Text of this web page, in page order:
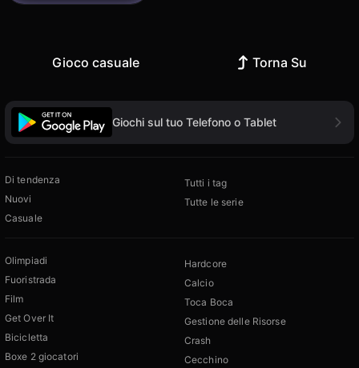
Gioco casuale Torna Su
Giochi sul tuo Telefono o Tablet
Di tendenza
Nuovi
Casuale
Tutti i tag
Tutte le serie
Olimpiadi
Fuoristrada
Film
Get Over It
Bicicletta
Boxe 2 giocatori
Hardcore
Calcio
Toca Boca
Gestione delle Risorse
Crash
Cecchino